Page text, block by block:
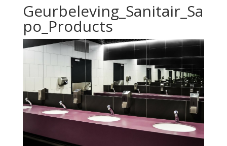
Geurbeleving_Sanitair_Sa
po_Products